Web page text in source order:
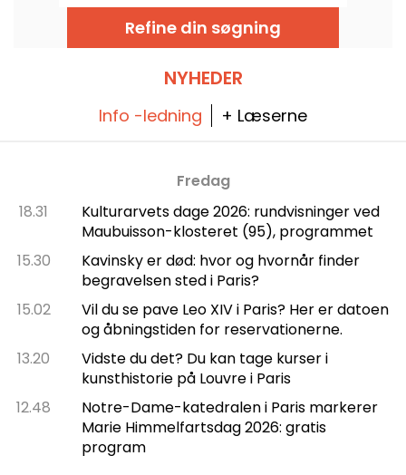
led i Kanalens Sommer-aktiviteter, lørdag
den 8. august 2026. På programmet: en
udstilling om bord, en guidet rundvisning til
de vægmalerier, der ses fra vandet, og en
Refine din søgning
NYHEDER
Info -ledning + Læserne
Fredag
18.31
Kulturarvets dage 2026: rundvisninger ved
Maubuisson-klosteret (95), programmet
15.30
Kavinsky er død: hvor og hvornår finder
begravelsen sted i Paris?
15.02
Vil du se pave Leo XIV i Paris? Her er datoen
og åbningstiden for reservationerne.
13.20
Vidste du det? Du kan tage kurser i
kunsthistorie på Louvre i Paris
12.48
Notre-Dame-katedralen i Paris markerer
Marie Himmelfartsdag 2026: gratis
program